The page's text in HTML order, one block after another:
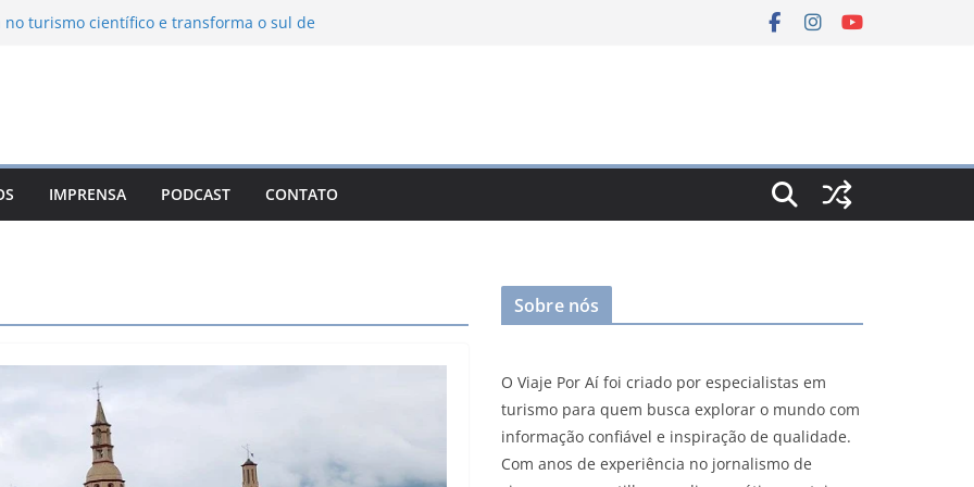
turismo científico e transforma o sul de
Campos do Jordão
León: o Pueblo Mágico com ruas
e turismo à beira da represa
IMPRENSA PODCAST CONTATO
Sobre nós
O Viaje Por Aí foi criado por especialistas em
turismo para quem busca explorar o mundo com
informação confiável e inspiração de qualidade.
Com anos de experiência no jornalismo de